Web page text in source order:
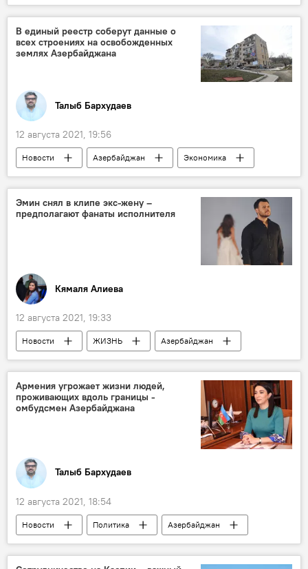
Азербайджан
Свадьба карантин
В единый реестр соберут данные о
всех строениях на освобожденных
землях Азербайджана
Талыб Бархудаев
12 августа 2021, 19:56
Новости Азербайджан
Экономика
Карабах
Восстановление
строительство
Данные
Эмин снял в клипе экс-жену –
предполагают фанаты исполнителя
Кямаля Алиева
12 августа 2021, 19:33
Новости ЖИЗНЬ
Азербайджан
Россия
Эмин Агаларов
клип
Жена
Алена Гаврилова
Армения угрожает жизни людей,
проживающих вдоль границы -
омбудсмен Азербайджана
Талыб Бархудаев
12 августа 2021, 18:54
Новости Политика
Азербайджан
Новости мира
Аппарат омбудсмена АР
Армения